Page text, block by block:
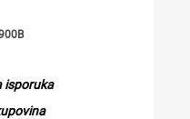
isporuka